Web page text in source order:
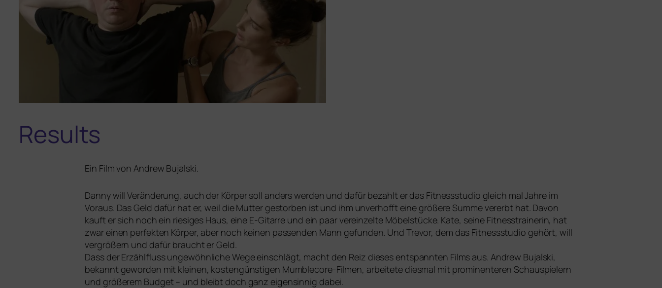
Results
Ein Film von Andrew Bujalski.
Danny will Veränderung, auch der Körper soll anders wer­den und dafür bezahlt er das Fitnessstudio gleich mal Jahre im
Voraus. Das Geld dafür hat er, weil die Mutter gestor­ben ist und ihm unver­hofft eine grö­ße­re Summe ver­erbt hat. Davon
kauft er sich noch ein rie­si­ges Haus, eine E‑Gitarre und ein paar ver­ein­zel­te Möbelstücke. Kate, sei­ne Fitnesstrainerin, hat
zwar einen per­fek­ten Körper, aber noch kei­nen pas­sen­den Mann gefun­den. Und Trevor, dem das Fitnessstudio gehört, will
ver­grö­ßern und dafür braucht er Geld.
Dass der Erzählfluss unge­wöhn­li­che Wege ein­schlägt, macht den Reiz die­ses ent­spann­ten Films aus. Andrew Bujalski,
bekannt gewor­den mit klei­nen, kos­ten­güns­ti­gen Mumblecore-Filmen, arbei­te­te dies­mal mit pro­mi­nen­te­ren Schauspielern
und grö­ße­rem Budget – und bleibt doch ganz eigen­sin­nig dabei.